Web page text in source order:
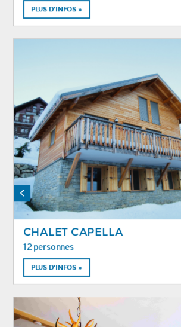
PLUS D'INFOS »
CHALET CAPELLA
12 personnes
PLUS D'INFOS »